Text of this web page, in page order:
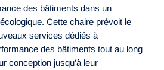
des bâtiments dans un
Cette chaire prévoit le
services dédiés à
des bâtiments tout au long
conception jusqu’à leur